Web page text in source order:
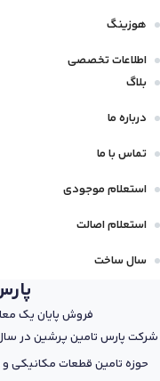
هوزینگ
اطلاعات تخصصی
بلاگ
درباره ما
تماس با ما
استعلام موجودی
استعلام اصالت
سال ساخت
فروش پایان یک
حوزه تامین قطعات مکانیکی